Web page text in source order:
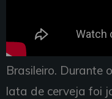
Brasileiro. Durante
lata de cerveja foi